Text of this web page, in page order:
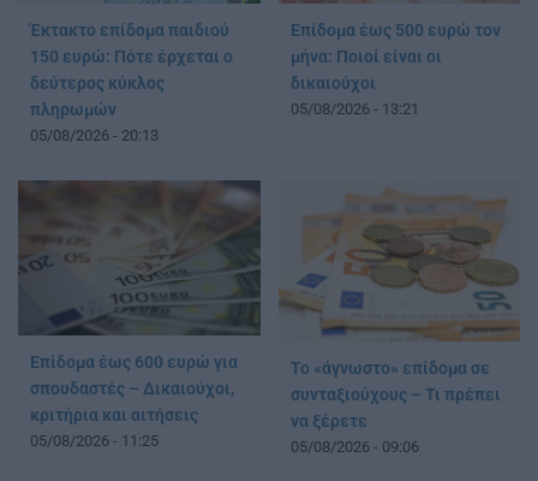
Έκτακτο επίδομα παιδιού
150 ευρώ: Πότε έρχεται ο
δεύτερος κύκλος
πληρωμών
05/08/2026 - 20:13
Επίδομα έως 500 ευρώ τον
μήνα: Ποιοί είναι οι
δικαιούχοι
05/08/2026 - 13:21
Επίδομα έως 600 ευρώ για
σπουδαστές – Δικαιούχοι,
κριτήρια και αιτήσεις
05/08/2026 - 11:25
Το «άγνωστο» επίδομα σε
συνταξιούχους – Τι πρέπει
να ξέρετε
05/08/2026 - 09:06